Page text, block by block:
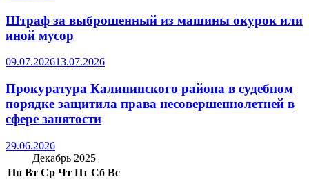
Штраф за выброшенный из машины окурок или
иной мусор
09.07.202613.07.2026
Прокуратура Калининского района в судебном
порядке защитила права несовершеннолетней в
сфере занятости
29.06.2026
Декабрь 2025
Пн Вт Ср Чт Пт Сб Вс